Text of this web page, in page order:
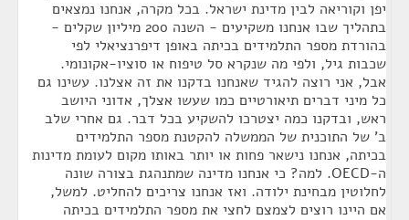
יפן וקוריאה לבין מדינת ישראל. בכל מקרה, אנחנו נמצאים
בתהליך שבו אנחנו משקיעים - השנה 200 מיליון שקלים -
בהורדת מספר התלמידים בכיתה באופן דיפרנציאלי לפי
שכבות גיל, ולפי מה שנקרא סל טיפוח או סוציו-אקונומי.
אבל, אני רוצה להגיד שאנחנו בדקנו את זה אצלנו. עשינו גם
כל מיני דברים תיאורטיים כמו שעשו אצלך, אדוני היושב
ראש, ובדקנו כמה יצטרכו להשקיע בכל דבר. גם אחרי שלב
ב' של התוכנית של הממשלה להקטנת מספר התלמידים
בכיתה, אנחנו נישאר פחות או יותר באותו מקום לעומת מדינות
ה-OECD. למה? כי אנחנו מדינה שמתנהגת בצורה שונה
לחלוטין מבחינת ילודה. ואז אנחנו צריכים להחליט. למשל,
אם היינו רוצים לצמצם לחצי את מספר התלמידים בכיתה